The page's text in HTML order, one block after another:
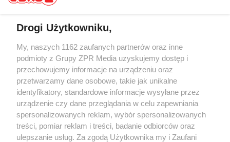
Żaden utwór zamieszczony w serwisie nie może być powielany i
rozpowszechniany lub dalej rozpowszechniany w jakikolwiek sposób (w
tym także elektroniczny lub mechaniczny) na jakimkolwiek polu
eksploatacji w jakiejkolwiek formie, włącznie z umieszczaniem w Internecie
bez pisemnej zgody właściciela praw. Jakiekolwiek użycie lub
wykorzystanie utworów w całości lub w części z naruszeniem prawa, tzn.
bez właściwej zgody, jest zabronione pod groźbą kary i może być ścigane
prawnie.
Drogi Użytkowniku,
My, naszych 1162 zaufanych partnerów oraz inne
podmioty z Grupy ZPR Media uzyskujemy dostęp i
przechowujemy informacje na urządzeniu oraz
przetwarzamy dane osobowe, takie jak unikalne
identyfikatory, standardowe informacje wysyłane przez
urządzenie czy dane przeglądania w celu zapewniania
spersonalizowanych reklam, wybór spersonalizowanych
treści, pomiar reklam i treści, badanie odbiorców oraz
ulepszanie usług. Za zgodą Użytkownika my i Zaufani